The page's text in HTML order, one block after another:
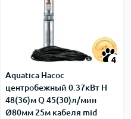
4
Aquatica Насос
центробежный 0.37кВт H
48(36)м Q 45(30)л/мин
Ø80мм 25м кабеля mid